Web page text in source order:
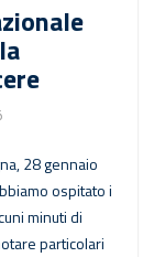
28 gennaio
ospitato i
minuti di
particolari